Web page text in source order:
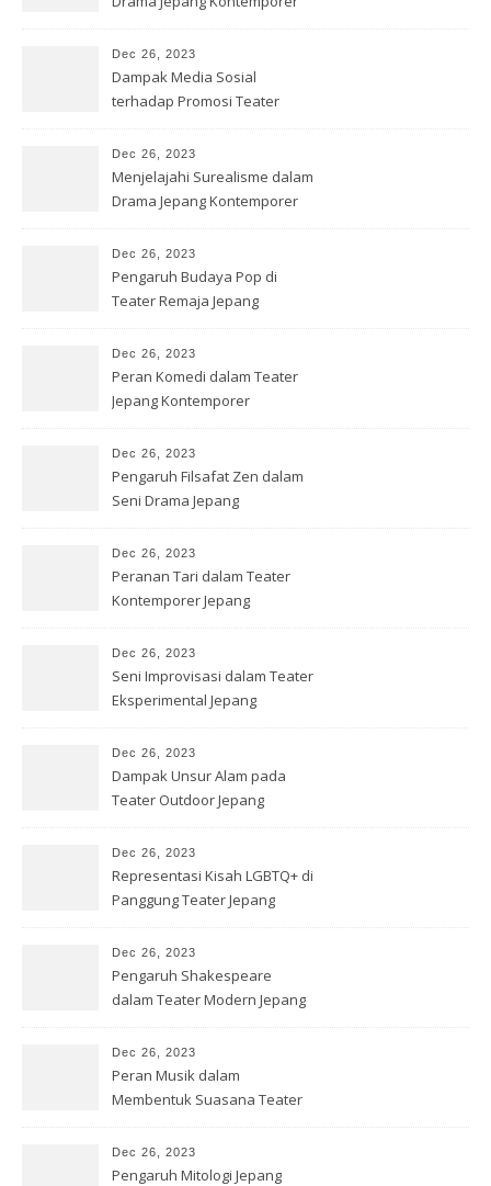
Dec 26, 2023
Dampak Media Sosial
terhadap Promosi Teater
Dec 26, 2023
Menjelajahi Surealisme dalam
Drama Jepang Kontemporer
Dec 26, 2023
Pengaruh Budaya Pop di
Teater Remaja Jepang
Dec 26, 2023
Peran Komedi dalam Teater
Jepang Kontemporer
Dec 26, 2023
Pengaruh Filsafat Zen dalam
Seni Drama Jepang
Dec 26, 2023
Peranan Tari dalam Teater
Kontemporer Jepang
Dec 26, 2023
Seni Improvisasi dalam Teater
Eksperimental Jepang
Dec 26, 2023
Dampak Unsur Alam pada
Teater Outdoor Jepang
Dec 26, 2023
Representasi Kisah LGBTQ+ di
Panggung Teater Jepang
Dec 26, 2023
Pengaruh Shakespeare
dalam Teater Modern Jepang
Dec 26, 2023
Peran Musik dalam
Membentuk Suasana Teater
Dec 26, 2023
Pengaruh Mitologi Jepang